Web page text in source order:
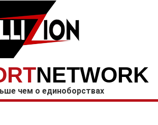
NETWORK
чем о единоборствах